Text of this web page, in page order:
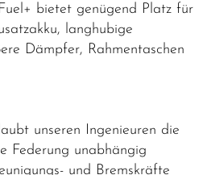
bietet genügend Platz für
langhubige
Dämpfer, Rahmentaschen
unseren Ingenieuren die
Federung unabhängig
und Bremskräfte